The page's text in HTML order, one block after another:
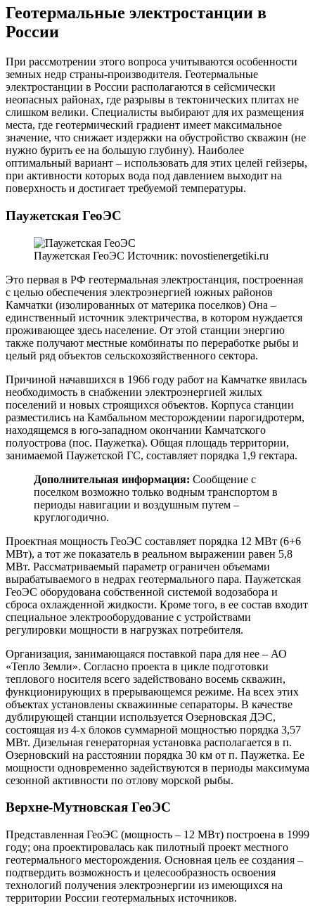
Геотермальные электростанции в
России
При рассмотрении этого вопроса учитываются особенности
земных недр страны-производителя. Геотермальные
электростанции в России располагаются в сейсмически
неопасных районах, где разрывы в тектонических плитах не
слишком велики. Специалисты выбирают для их размещения
места, где геотермический градиент имеет максимальное
значение, что снижает издержки на обустройство скважин (не
нужно бурить ее на большую глубину). Наиболее
оптимальный вариант – использовать для этих целей гейзеры,
при активности которых вода под давлением выходит на
поверхность и достигает требуемой температуры.
Паужетская ГеоЭС
Паужетская ГеоЭС Источник: novostienergetiki.ru
Это первая в РФ геотермальная электростанция, построенная
с целью обеспечения электроэнергией южных районов
Камчатки (изолированных от материка поселков) Она –
единственный источник электричества, в котором нуждается
проживающее здесь население. От этой станции энергию
также получают местные комбинаты по переработке рыбы и
целый ряд объектов сельскохозяйственного сектора.
Причиной начавшихся в 1966 году работ на Камчатке явилась
необходимость в снабжении электроэнергией жилых
поселений и новых строящихся объектов. Корпуса станции
разместились на Камбальном месторождении парогидротерм,
находящемся в юго-западном окончании Камчатского
полуострова (пос. Паужетка). Общая площадь территории,
занимаемой Паужетской ГС, составляет порядка 1,9 гектара.
Дополнительная информация: Сообщение с
поселком возможно только водным транспортом в
периоды навигации и воздушным путем –
круглогодично.
Проектная мощность ГеоЭС составляет порядка 12 МВт (6+6
МВт), а тот же показатель в реальном выражении равен 5,8
МВт. Рассматриваемый параметр ограничен объемами
вырабатываемого в недрах геотермального пара. Паужетская
ГеоЭС оборудована собственной системой водозабора и
сброса охлажденной жидкости. Кроме того, в ее состав входит
специальное электрооборудование с устройствами
регулировки мощности в нагрузках потребителя.
Организация, занимающаяся поставкой пара для нее – АО
«Тепло Земли». Согласно проекта в цикле подготовки
теплового носителя всего задействовано восемь скважин,
функционирующих в прерывающемся режиме. На всех этих
объектах установлены скважинные сепараторы. В качестве
дублирующей станции используется Озерновская ДЭС,
состоящая из 4-х блоков суммарной мощностью порядка 3,57
МВт. Дизельная генераторная установка располагается в п.
Озерновский на расстоянии порядка 30 км от п. Паужетка. Ее
мощности одновременно задействуются в периоды максимума
сезонной активности по отлову морской рыбы.
Верхне-Мутновская ГеоЭС
Представленная ГеоЭС (мощность – 12 МВт) построена в 1999
году; она проектировалась как пилотный проект местного
геотермального месторождения. Основная цель ее создания –
подтвердить возможность и целесообразность освоения
технологий получения электроэнергии из имеющихся на
территории России геотермальных источников.